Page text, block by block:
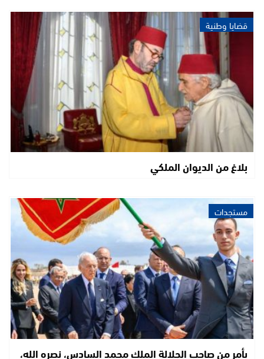
قضايا وطنية
بلاغ من الديوان الملكي
مستجدات
بأمر من صاحب الجلالة الملك محمد السادس، نصره الله،